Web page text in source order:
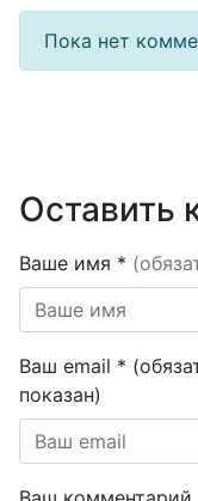
Пока нет
Оставить
Ваше имя *
Ваш email *
показан)